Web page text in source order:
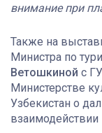
внимание при
Также на
Министра по
Ветошкиной с
Министерстве
Узбекистан о
взаимодействии